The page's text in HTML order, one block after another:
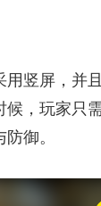
用竖屏，并
，玩家只
御。